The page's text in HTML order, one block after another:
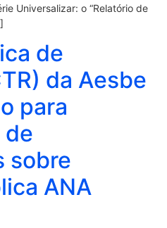
Universalizar: o “Relatório de
de
da Aesbe
para
de
sobre
ANA